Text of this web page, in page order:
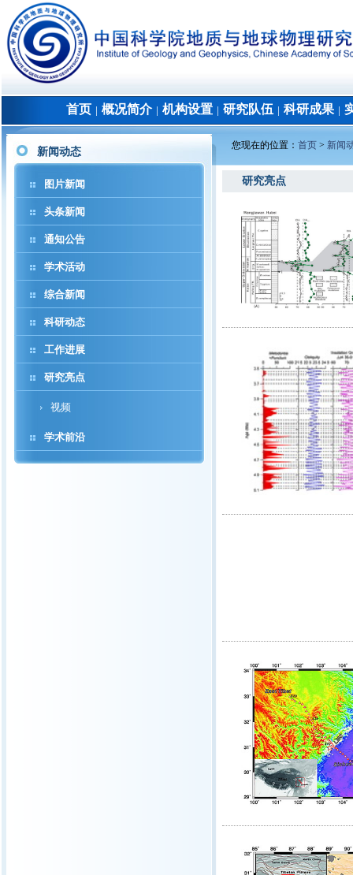
首页 概况简介│ 机构设置 研究队伍 科研成果│
新闻动态
图片新闻
头条新闻
通知公告
学术活动
综合新闻
科研动态
工作进展
研究亮点
视频
学术前沿
您现在的位置： 首页 > 新闻
研究亮点